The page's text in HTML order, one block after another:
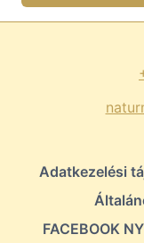
Adatkezelési
FACEBOOK